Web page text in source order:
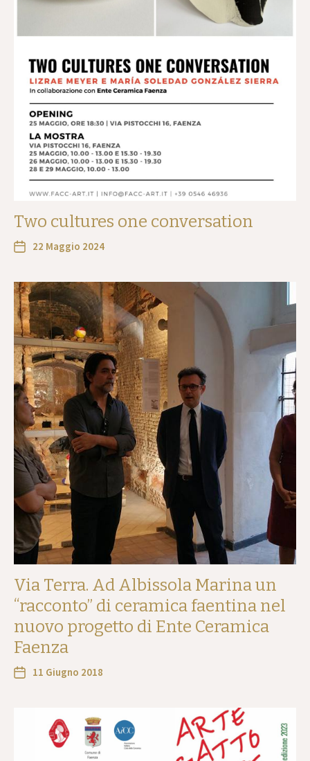
Two cultures one conversation
22 Maggio 2024
Via Terra. Ad Albissola Marina un
“racconto” di ceramica faentina nel
nuovo progetto di Ente Ceramica
Faenza
11 Giugno 2018